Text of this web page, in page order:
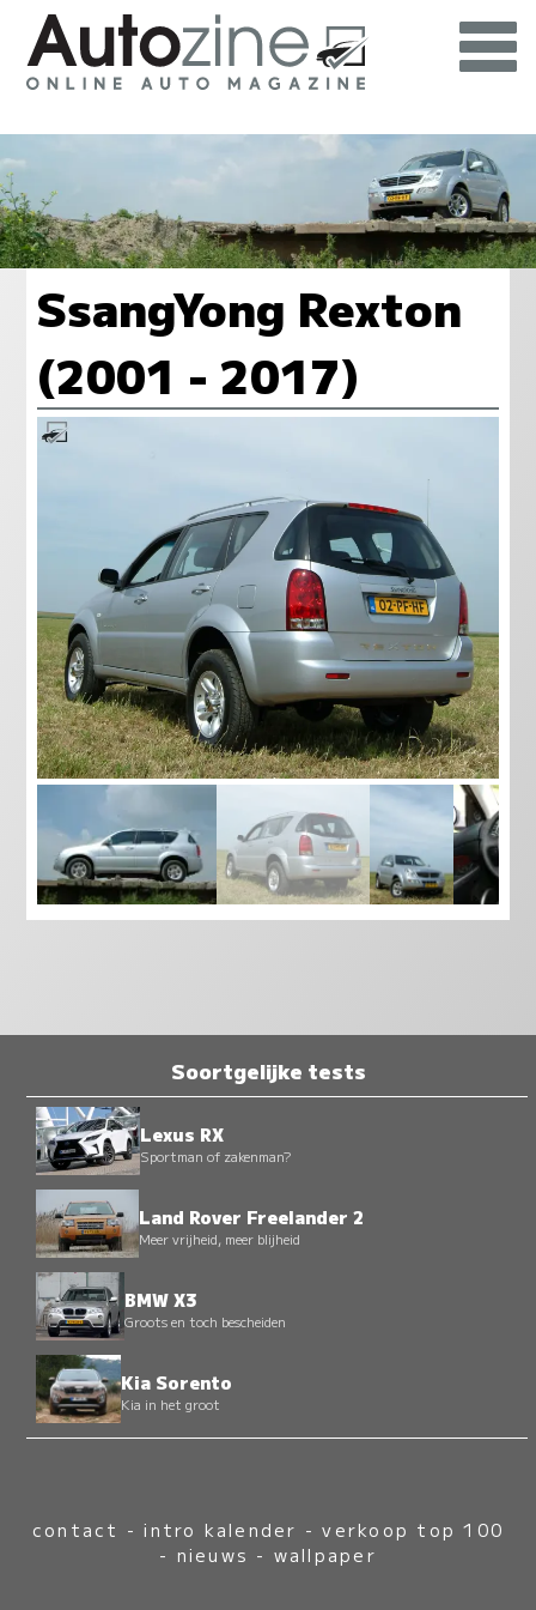
SsangYong Rexton
(2001 - 2017)
Soortgelijke tests
Lexus RX
Sportman of zakenman?
Land Rover Freelander 2
Meer vrijheid, meer blijheid
BMW X3
Groots en toch bescheiden
Kia Sorento
Kia in het groot
contact -intro kalender -verkoop top 100
- nieuws - wallpaper